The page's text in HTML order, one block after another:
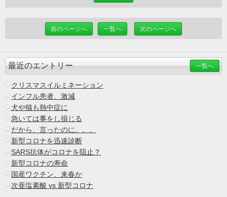
前のページへ 一覧へ 次のページへ
最近のエントリー 一覧へ
クリスマスイルミネーション
インフル患者、激減
犬や猫も熱中症に
急いては事をし損じる
だから、言ったのに。。。
新型コロナを迅速診断
SARS抗体がコロナを阻止？
新型コロナの寿命
国産ワクチン、来春か
次亜塩素酸 vs 新型コロナ